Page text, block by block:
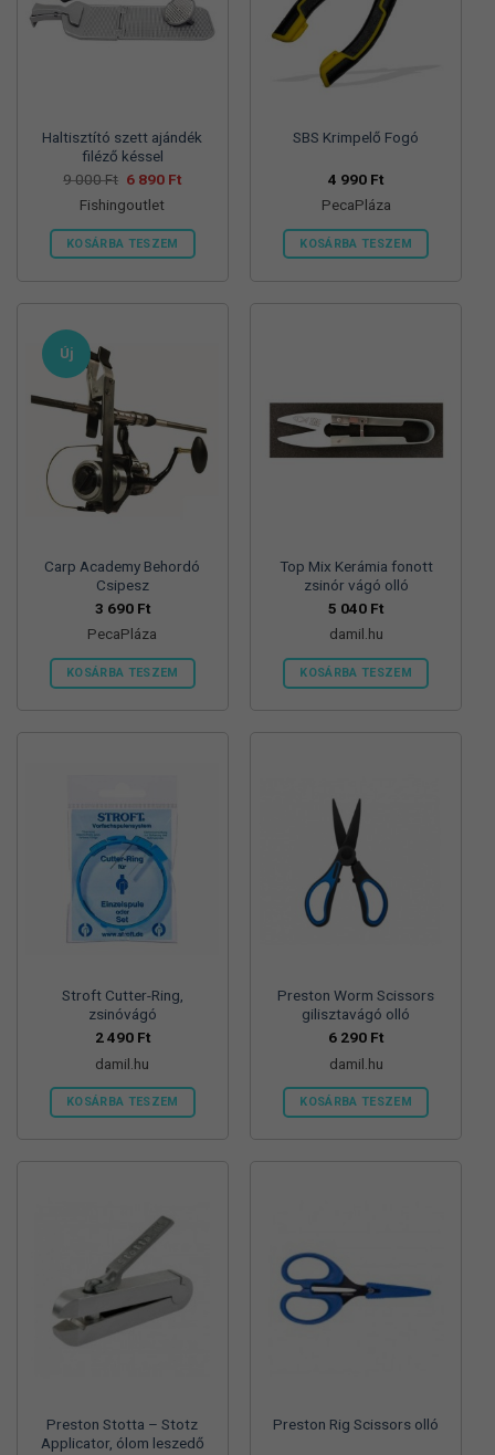
Haltisztító szett ajándék
filéző késsel
9 000Ft Original
was:
000 Ft.
6 890 FtCurrent
890 Ft.
Fishingoutlet
KOSÁRBA TESZEM
SBS Krimpelő Fogó
4 990 Ft
PecaPláza
KOSÁRBA TESZEM
A
változatok
a
Új
Carp Academy Behordó
Csipesz
3 690 Ft
PecaPláza
KOSÁRBA TESZEM
van.
A
változatok
a
termékoldalon
választhatók
Top Mix Kerámia fonott
zsinór vágó olló
5 040 Ft
damil.hu
KOSÁRBA TESZEM
Stroft Cutter-Ring,
zsinóvágó
2 490 Ft
damil.hu
KOSÁRBA TESZEM
Preston Worm Scissors
gilisztavágó olló
6 290 Ft
damil.hu
KOSÁRBA TESZEM
Preston Stotta – Stotz
Applicator, ólom leszedő
Preston Rig Scissors olló